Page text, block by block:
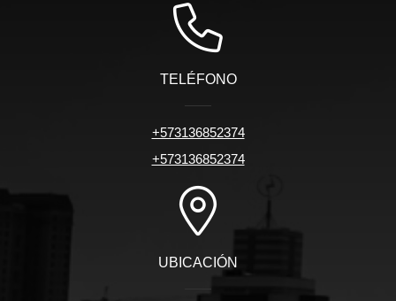
TELÉFONO
+573136852374
+573136852374
UBICACIÓN